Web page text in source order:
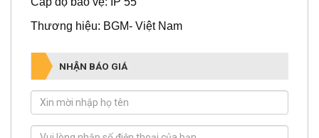
Thương hiệu: BGM- Việt Nam